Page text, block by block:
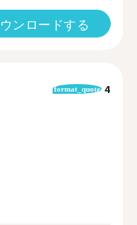
ンロードする
format_quote 4